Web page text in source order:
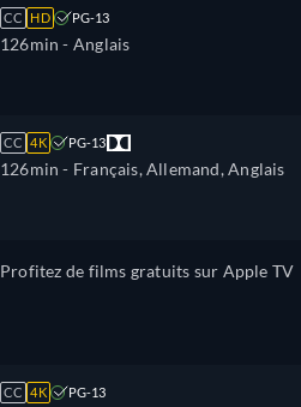
CC HD PG-13
126min - Anglais
CC 4K PG-13
126min - Français, Allemand, Anglais
Profitez de films gratuits sur Apple TV
CC 4K PG-13